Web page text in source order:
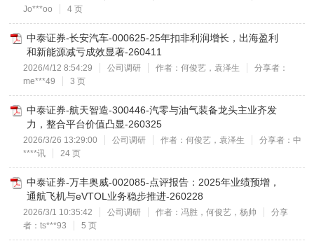
Jo***oo
4 页
中泰证券-长安汽车-000625-25年扣非利润增长，出海盈利
和新能源减亏成效显著-260411
2026/4/12 8:54:29 公司调研 作者：何俊艺，袁泽生
分享者：
me***49
3 页
中泰证券-航天智造-300446-汽零与油气装备龙头主业齐发
力，整合平台价值凸显-260325
2026/3/26 13:29:00 公司调研 作者：何俊艺，袁泽生
分享者：中
****讯
24 页
中泰证券-万丰奥威-002085-点评报告：2025年业绩预增，
通航飞机与eVTOL业务稳步推进-260228
2026/3/1 10:35:42 公司调研 作者：冯胜，何俊艺，杨帅
分享
者：ts***93
5 页